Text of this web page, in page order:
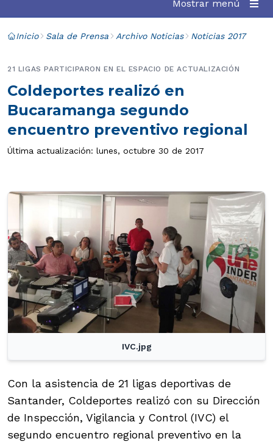
Mostrar menú
Inicio Sala de Prensa Archivo Noticias Noticias 2017
Coldeportes realizó en
Bucaramanga segundo
encuentro preventivo regional
21 LIGAS PARTICIPARON EN EL ESPACIO DE ACTUALIZACIÓN
Última actualización: lunes, octubre 30 de 2017
IVC.jpg
Con la asistencia de 21 ligas deportivas de
Santander, Coldeportes realizó con su Dirección
de Inspección, Vigilancia y Control (IVC) el
segundo encuentro regional preventivo en la